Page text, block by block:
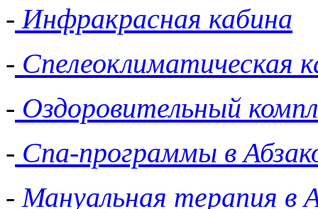
- Инфракрасная кабина
- Спелеоклиматическая
- Оздоровительный
- Спа-программы в
- Мануальная терапия в